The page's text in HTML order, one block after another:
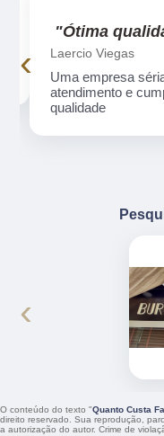
"Ótima
Laercio Viegas
Uma empresa
atendimento e
qualidade
‹
‹
O conteúdo do texto "Quanto Custa
direito reservado. Sua reprodução,
a autorização do autor. Crime de